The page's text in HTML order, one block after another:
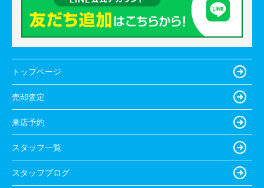
トップページ
売却査定
来店予約
スタッフ一覧
スタッフブログ